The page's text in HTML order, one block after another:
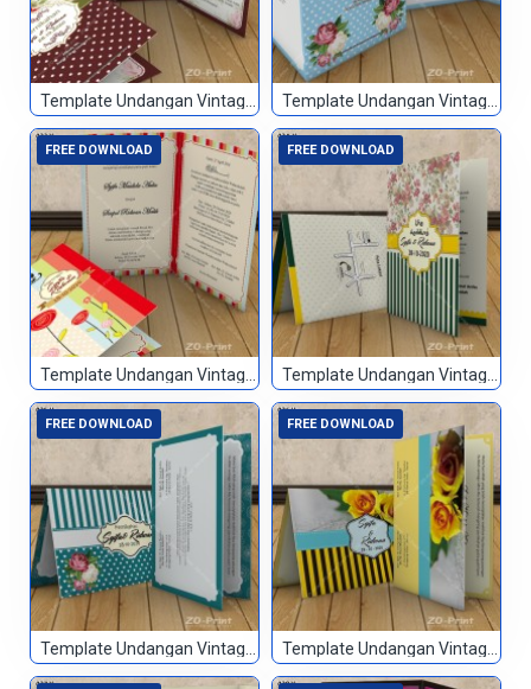
Template Undangan Vintage 021 Template Undangan Vintage 022
FREE DOWNLOAD
Template Undangan Vintage 023
FREE DOWNLOAD
Template Undangan Vintage 024
FREE DOWNLOAD
Template Undangan Vintage 025
FREE DOWNLOAD
Template Undangan Vintage 026